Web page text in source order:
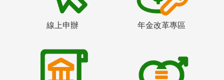
線上申辦 年金改革專區